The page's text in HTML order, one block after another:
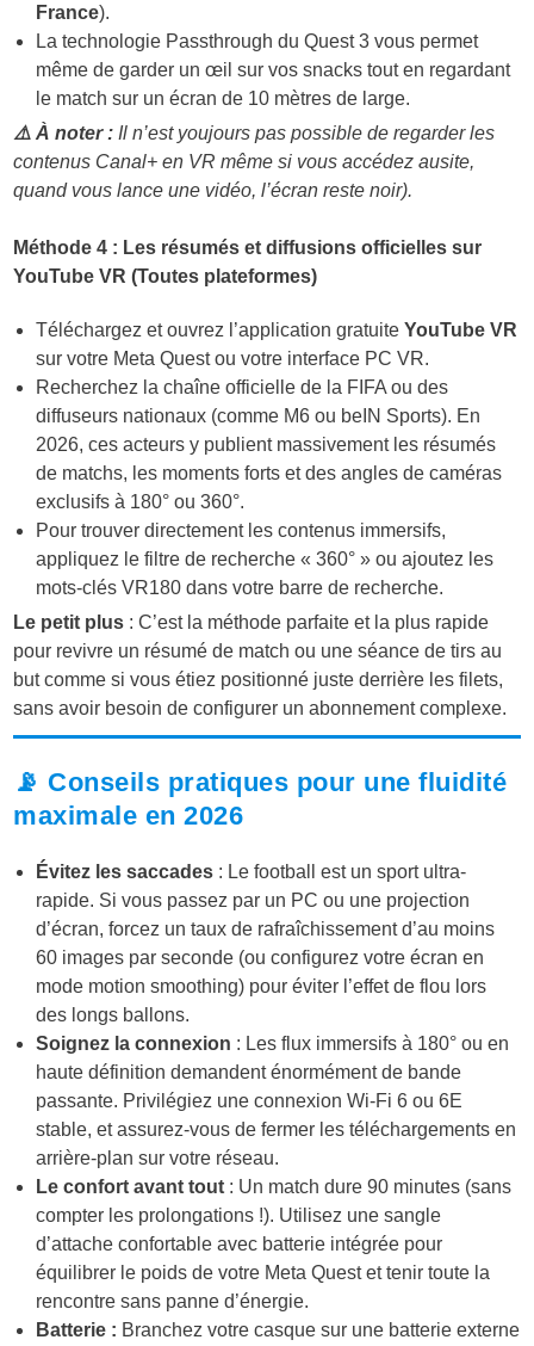
France).
La technologie Passthrough du Quest 3 vous permet
même de garder un œil sur vos snacks tout en regardant
le match sur un écran de 10 mètres de large.
⚠️ À noter : Il n’est youjours pas possible de regarder les
contenus Canal+ en VR même si vous accédez ausite,
quand vous lance une vidéo, l’écran reste noir).
Méthode 4 : Les résumés et diffusions officielles sur
YouTube VR (Toutes plateformes)
Téléchargez et ouvrez l’application gratuiteYouTube VR
sur votre Meta Quest ou votre interface PC VR.
Recherchez la chaîne officielle de la FIFA ou des
diffuseurs nationaux (comme M6 ou beIN Sports). En
2026, ces acteurs y publient massivement les résumés
de matchs, les moments forts et des angles de caméras
exclusifs à 180° ou 360°.
Pour trouver directement les contenus immersifs,
appliquez le filtre de recherche « 360° » ou ajoutez les
mots-clés VR180 dans votre barre de recherche.
Le petit plus : C’est la méthode parfaite et la plus rapide
pour revivre un résumé de match ou une séance de tirs au
but comme si vous étiez positionné juste derrière les filets,
sans avoir besoin de configurer un abonnement complexe.
📡 Conseils pratiques pour une fluidité
maximale en 2026
Évitez les saccades : Le football est un sport ultra-
rapide. Si vous passez par un PC ou une projection
d’écran, forcez un taux de rafraîchissement d’au moins
60 images par seconde (ou configurez votre écran en
mode motion smoothing) pour éviter l’effet de flou lors
des longs ballons.
Soignez la connexion : Les flux immersifs à 180° ou en
haute définition demandent énormément de bande
passante. Privilégiez une connexion Wi-Fi 6 ou 6E
stable, et assurez-vous de fermer les téléchargements en
arrière-plan sur votre réseau.
Le confort avant tout : Un match dure 90 minutes (sans
compter les prolongations !). Utilisez une sangle
d’attache confortable avec batterie intégrée pour
équilibrer le poids de votre Meta Quest et tenir toute la
rencontre sans panne d’énergie.
Batterie : Branchez votre casque sur une batterie externe